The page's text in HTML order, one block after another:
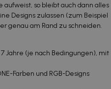
aufweist, so bleibt auch dann alles
Designs zulassen (zum Beispiel
genau am Rand zu schneiden.
Jahre (je nach Bedingungen), mit
Farben und RGB-Designs